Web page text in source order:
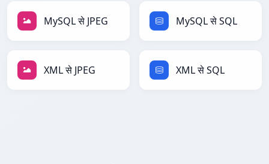
MySQL से JPEG MySQL से SQL
XML से JPEG XML से SQL